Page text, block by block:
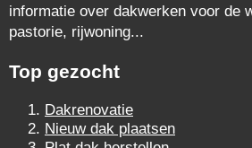
informatie over dakwerken voor de
pastorie, rijwoning...
Top gezocht
Dakrenovatie
Nieuw dak plaatsen